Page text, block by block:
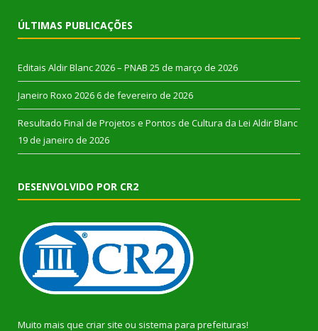
ÚLTIMAS PUBLICAÇÕES
Editais Aldir Blanc 2026 – PNAB 25 de março de 2026
Janeiro Roxo 2026 6 de fevereiro de 2026
Resultado Final de Projetos e Pontos de Cultura da Lei Aldir Blanc
19 de janeiro de 2026
DESENVOLVIDO POR CR2
Muito mais que criar site ou sistema para prefeituras!